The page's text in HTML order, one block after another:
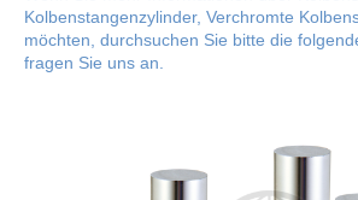
Kolbenstangenzylinder, Verchromte
möchten, durchsuchen Sie bitte die
fragen Sie uns an.